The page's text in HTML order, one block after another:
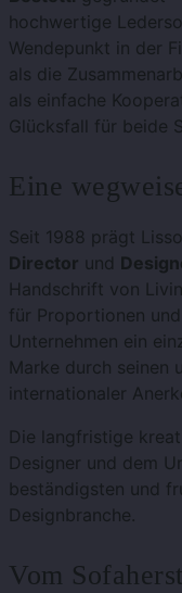
hochwertige
Wendepunkt in der
als die
als einfache
Glücksfall für beide
Eine
Seit 1988 prägt
Director und
Handschrift von
für Proportionen
Unternehmen ein
Marke durch seinen
internationaler
Die langfristige
Designer und dem
beständigsten und
Designbranche.
Vom